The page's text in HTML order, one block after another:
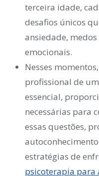
terceira idade,
desafios únicos
ansiedade,
emocionais.
Nesses
profissional de
essencial,
necessárias para
essas questões,
estratégias de
psicoterapia para